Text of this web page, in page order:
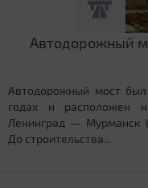
Автодорожный
Автодорожный мост
годах и расположен
Ленинград — Мурманск
До строительства...